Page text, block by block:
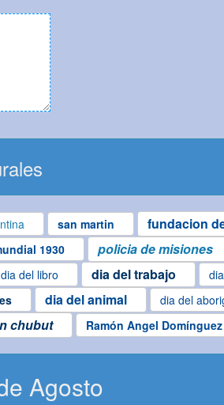
san martin fundacion
1930 policia de misiones
dia del libro dia del trabajo
dia del animal dia del
chubut Ramón Angel Domínguez
Agosto